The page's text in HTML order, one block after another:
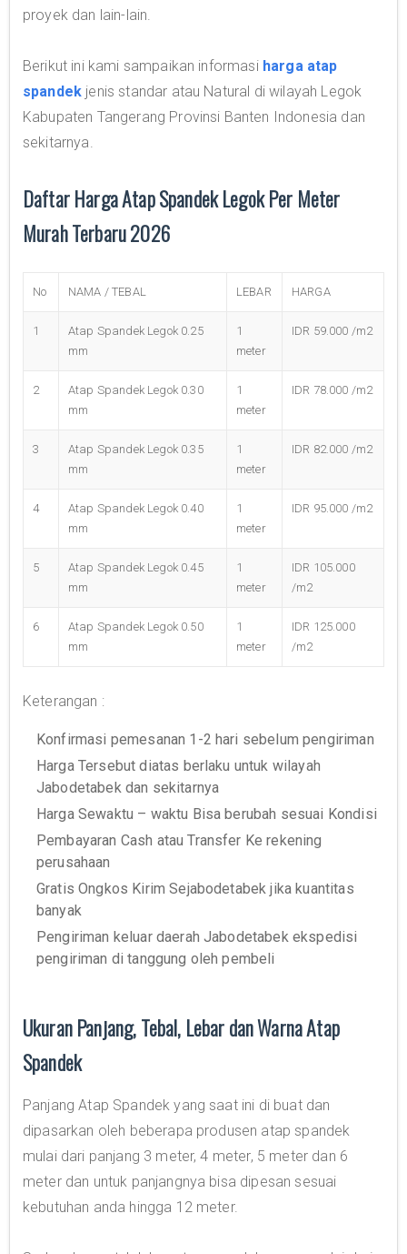
proyek dan lain-lain.
Berikut ini kami sampaikan informasi harga atap
spandek jenis standar atau Natural di wilayah Legok
Kabupaten Tangerang Provinsi Banten Indonesia dan
sekitarnya.
Daftar Harga Atap Spandek Legok Per Meter
Murah Terbaru 2026
No NAMA / TEBAL LEBAR HARGA
1
Atap Spandek Legok 0.25
mm
1
meter
IDR 59.000 /m2
2
Atap Spandek Legok 0.30
mm
1
meter
IDR 78.000 /m2
3
Atap Spandek Legok 0.35
mm
1
meter
IDR 82.000 /m2
4
Atap Spandek Legok 0.40
mm
1
meter
IDR 95.000 /m2
5
Atap Spandek Legok 0.45
mm
1
meter
IDR 105.000
/m2
6
Atap Spandek Legok 0.50
mm
1
meter
IDR 125.000
/m2
Keterangan :
Konfirmasi pemesanan 1-2 hari sebelum pengiriman
Harga Tersebut diatas berlaku untuk wilayah
Jabodetabek dan sekitarnya
Harga Sewaktu – waktu Bisa berubah sesuai Kondisi
Pembayaran Cash atau Transfer Ke rekening
perusahaan
Gratis Ongkos Kirim Sejabodetabek jika kuantitas
banyak
Pengiriman keluar daerah Jabodetabek ekspedisi
pengiriman di tanggung oleh pembeli
Ukuran Panjang, Tebal, Lebar dan Warna Atap
Spandek
Panjang Atap Spandek yang saat ini di buat dan
dipasarkan oleh beberapa produsen atap spandek
mulai dari panjang 3 meter, 4 meter, 5 meter dan 6
meter dan untuk panjangnya bisa dipesan sesuai
kebutuhan anda hingga 12 meter.